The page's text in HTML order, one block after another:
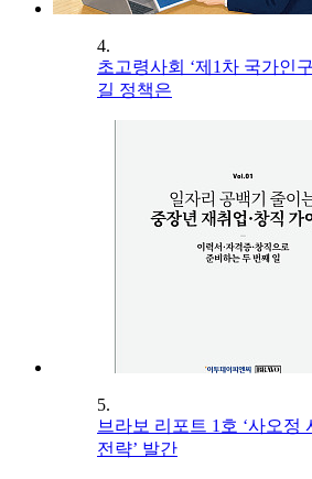
4.
초고령사회 ‘제1차 국가인
길 정책은
5.
브라보 리포트 1호 ‘사오정
전략’ 발간